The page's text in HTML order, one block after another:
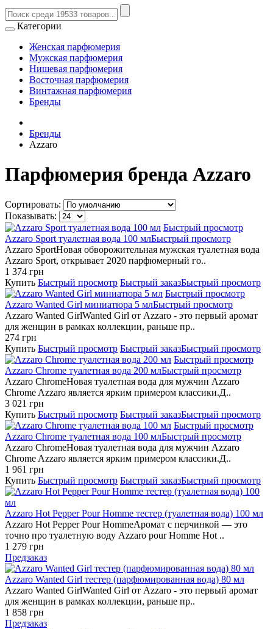
Категории
Женская парфюмерия
Мужская парфюмерия
Нишевая парфюмерия
Восточная парфюмерия
Винтажная парфюмерия
Бренды
Бренды
Azzaro
Парфюмерия бренда Azzaro
Сортировать:
Показывать:
Быстрый просмотр
Azzaro Sport туалетная вода 100 млБыстрый просмотр
Azzaro SportНовая обворожительная мужская туалетная вода
Azzaro Sport, открывает 2020 парфюмерный го..
1 374 грн
Купить Быстрый просмотр Быстрый заказБыстрый просмотр
Быстрый просмотр
Azzaro Wanted Girl миниатюра 5 млБыстрый просмотр
Azzaro Wanted GirlWanted Girl от Azzaro - это первый аромат
для женщин в рамках коллекции, раньше пр..
274 грн
Купить Быстрый просмотр Быстрый заказБыстрый просмотр
Быстрый просмотр
Azzaro Chrome туалетная вода 200 млБыстрый просмотр
Azzaro ChromeНовая туалетная вода для мужчин Azzaro
Chrome Azzaro является ярким примером классики.Д..
3 021 грн
Купить Быстрый просмотр Быстрый заказБыстрый просмотр
Быстрый просмотр
Azzaro Chrome туалетная вода 100 млБыстрый просмотр
Azzaro ChromeНовая туалетная вода для мужчин Azzaro
Chrome Azzaro является ярким примером классики.Д..
1 961 грн
Купить Быстрый просмотр Быстрый заказБыстрый просмотр
Azzaro Hot Pepper Pour Homme тестер (туалетная вода) 100 мл
Azzaro Hot Pepper Pour HommeАромат с перчинкой — это
точно про туалетную воду Azzaro pour Homme Hot ..
1 279 грн
Предзаказ
Azzaro Wanted Girl тестер (парфюмированная вода) 80 мл
Azzaro Wanted GirlWanted Girl от Azzaro - это первый аромат
для женщин в рамках коллекции, раньше пр..
1 858 грн
Предзаказ